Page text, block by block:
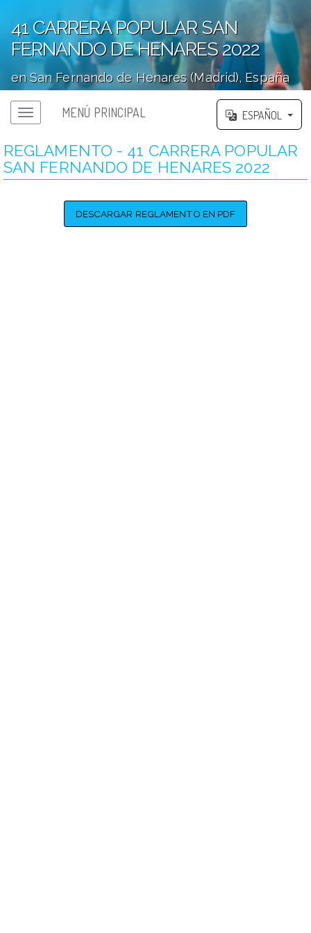
41 CARRERA POPULAR SAN
FERNANDO DE HENARES 2022
en San Fernando de Henares (Madrid), España
MENÚ PRINCIPAL ESPAÑOL
REGLAMENTO - 41 CARRERA POPULAR
SAN FERNANDO DE HENARES 2022
DESCARGAR REGLAMENTO EN PDF